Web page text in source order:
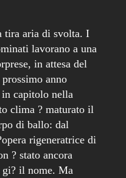
tira aria di svolta. I
lavorano a una
in attesa del
anno
capitolo nella
clima ? maturato il
di ballo: dal
rigeneratrice di
? stato ancora
gi? il nome. Ma